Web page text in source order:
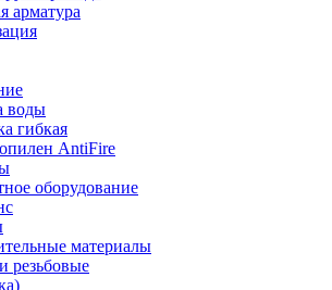
арматура
воды
гибкая
AntiFire
оборудование
материалы
резьбовые